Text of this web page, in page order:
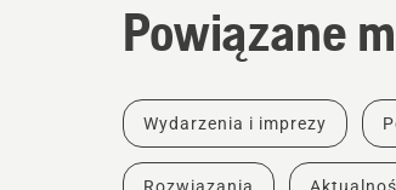
Powiązane
Wydarzenia i imprezy